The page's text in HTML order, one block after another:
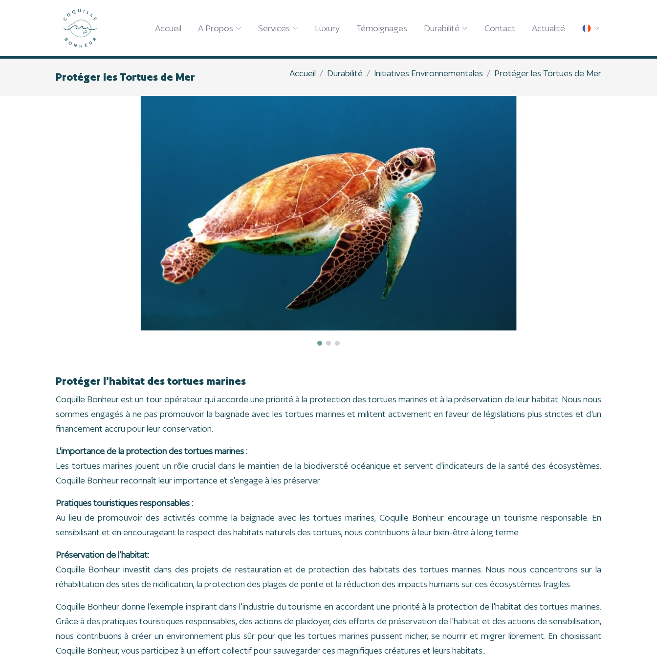
Accueil A Propos Services Luxury Témoignages Durabilité Contact Actualité
Protéger les Tortues de Mer Accueil Durabilité Initiatives Environnementales Protéger les Tortues de Mer
Protéger l'habitat des tortues marines
Coquille Bonheur est un tour opérateur qui accorde une priorité à la protection des tortues marines et à la préservation de leur habitat. Nous nous
sommes engagés à ne pas promouvoir la baignade avec les tortues marines et militent activement en faveur de législations plus strictes et d'un
financement accru pour leur conservation.
L'importance de la protection des tortues marines :
Les tortues marines jouent un rôle crucial dans le maintien de la biodiversité océanique et servent d'indicateurs de la santé des écosystèmes.
Coquille Bonheur reconnaît leur importance et s'engage à les préserver.
Pratiques touristiques responsables :
Au lieu de promouvoir des activités comme la baignade avec les tortues marines, Coquille Bonheur encourage un tourisme responsable. En
sensibilisant et en encourageant le respect des habitats naturels des tortues, nous contribuons à leur bien-être à long terme.
Préservation de l’habitat:
Coquille Bonheur investit dans des projets de restauration et de protection des habitats des tortues marines. Nous nous concentrons sur la
réhabilitation des sites de nidification, la protection des plages de ponte et la réduction des impacts humains sur ces écosystèmes fragiles.
Coquille Bonheur donne l'exemple inspirant dans l'industrie du tourisme en accordant une priorité à la protection de l'habitat des tortues marines.
Grâce à des pratiques touristiques responsables, des actions de plaidoyer, des efforts de préservation de l'habitat et des actions de sensibilisation,
nous contribuons à créer un environnement plus sûr pour que les tortues marines puissent nicher, se nourrir et migrer librement. En choisissant
Coquille Bonheur, vous participez à un effort collectif pour sauvegarder ces magnifiques créatures et leurs habitats..